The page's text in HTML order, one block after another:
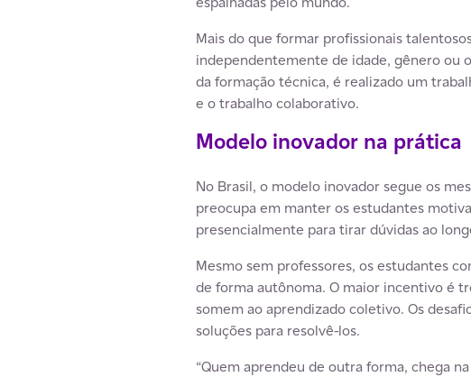
Mais do que formar profissionais
independentemente de idade, gênero ou
da formação técnica, é realizado um
e o trabalho colaborativo.
Modelo inovador na prática
No Brasil, o modelo inovador segue os
preocupa em manter os estudantes
presencialmente para tirar dúvidas ao
Mesmo sem professores, os estudantes
de forma autônoma. O maior incentivo é
somem ao aprendizado coletivo. Os
soluções para resolvê-los.
“Quem aprendeu de outra forma, chega